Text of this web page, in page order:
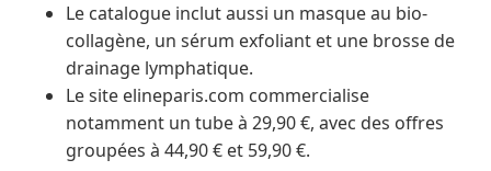
Le catalogue inclut aussi un masque au bio-
collagène, un sérum exfoliant et une brosse de
drainage lymphatique.
Le site elineparis.com commercialise
notamment un tube à 29,90 €, avec des offres
groupées à 44,90 € et 59,90 €.